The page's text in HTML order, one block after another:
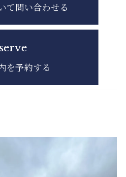
て問い合わせる
を予約する